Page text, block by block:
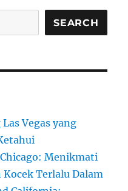
SEARCH
Vegas yang
Menikmati
Terlalu Dalam